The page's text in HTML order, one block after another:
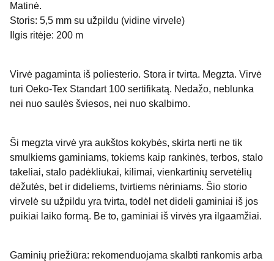
Matinė.
Storis: 5,5 mm su užpildu (vidine virvele)
Ilgis ritėje: 200 m
Virvė pagaminta iš poliesterio. Stora ir tvirta. Megzta. Virvė
turi Oeko-Tex Standart 100 sertifikatą. Nedažo, neblunka
nei nuo saulės šviesos, nei nuo skalbimo.
Ši megzta virvė yra aukštos kokybės, skirta nerti ne tik
smulkiems gaminiams, tokiems kaip rankinės, terbos, stalo
takeliai, stalo padėkliukai, kilimai, vienkartinių servetėlių
dėžutės, bet ir dideliems, tvirtiems nėriniams. Šio storio
virvelė su užpildu yra tvirta, todėl net dideli gaminiai iš jos
puikiai laiko formą. Be to, gaminiai iš virvės yra ilgaamžiai.
Gaminių priežiūra: rekomenduojama skalbti rankomis arba